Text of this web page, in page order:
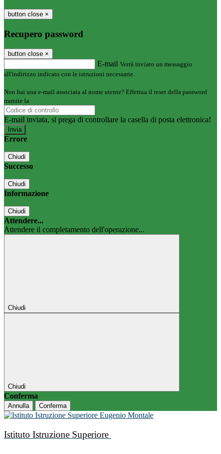
button close ×
Recupero password
button close ×
E-mail Verrà inviato un messaggio
all'indirizzo indicato con le istruzioni necessarie.
Non hai una e-mail associata al nome utente? Effettua il reset della password
tramite la
E-mail inviata, si prega di controllare la casella di posta elettronica!
Errore
Chiudi
Successo
Chiudi
Informazione
Chiudi
Attendere...
Attendere il completamento dell'operazione...
Chiudi
Chiudi
Conferma
Annulla Conferma
Istituto Istruzione Superiore